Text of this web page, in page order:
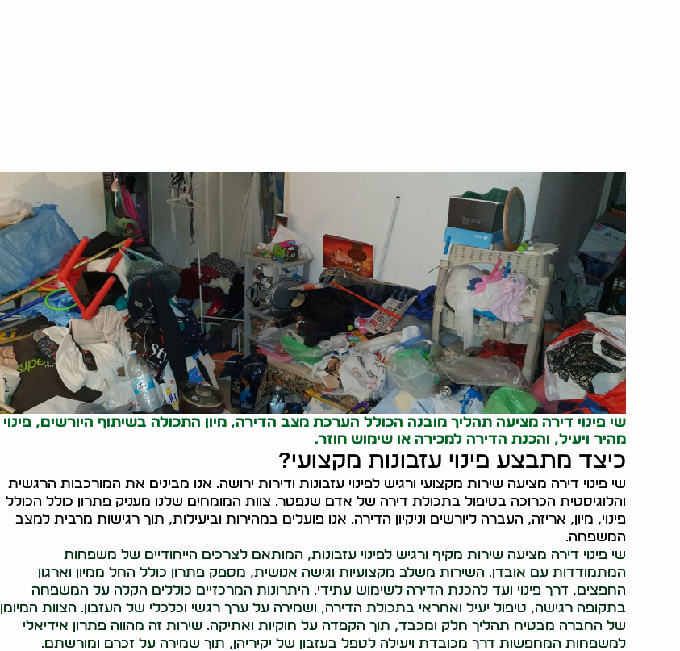
שי פינוי דירה מציעה תהליך מובנה הכולל הערכת מצב הדירה, מיון התכולה בשיתוף היורשים, פינוי
מהיר ויעיל, והכנת הדירה למכירה או שימוש חוזר.
כיצד מתבצע פינוי עזבונות מקצועי?
שי פינוי דירה מציעה שירות מקצועי ורגיש לפינוי עזבונות ודירות ירושה. אנו מבינים את המורכבות הרגשית
והלוגיסטית הכרוכה בטיפול בתכולת דירה של אדם שנפטר. צוות המומחים שלנו מעניק פתרון כולל הכולל
פינוי, מיון, אריזה, העברה ליורשים וניקיון הדירה. אנו פועלים במהירות וביעילות, תוך רגישות מרבית למצב
המשפחה.
שי פינוי דירה מציעה שירות מקיף ורגיש לפינוי עזבונות, המותאם לצרכים הייחודיים של משפחות
המתמודדות עם אובדן. השירות משלב מקצועיות וגישה אנושית, מספק פתרון כולל החל ממיון וארגון
החפצים, דרך פינוי ועד להכנת הדירה לשימוש עתידי. היתרונות המרכזיים כוללים הקלה על המשפחה
בתקופה רגישה, טיפול יעיל ואחראי בתכולת הדירה, ושמירה על ערך רגשי וכלכלי של העזבון. הצוות המיומן
של החברה מבטיח תהליך חלק ומכבד, תוך הקפדה על חוקיות ואתיקה. שירות זה מהווה פתרון אידיאלי
למשפחות המחפשות דרך מכובדת ויעילה לטפל בעזבון של יקיריהן, תוך שמירה על זכרם ומורשתם.